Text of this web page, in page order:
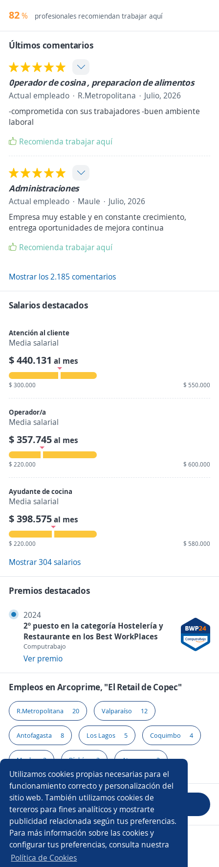
Utilizamos cookies propias necesarias para el
funcionamiento correcto y personalización del
sitio web. También utilizamos cookies de
terceros para fines analíticos y mostrarte
publicidad relacionada según tus preferencias.
Para más información sobre las cookies y
configurar tus preferencias, consulta nuestra
Política de Cookies
82% profesionales recomiendan trabajar aquí
Últimos comentarios
0perador de cosina , preparacion de alimentos
Actual empleado R.Metropolitana
Julio, 2026
-comprometida con sus trabajadores -buen ambiente
laboral
Recomienda trabajar aquí
Administraciones
Actual empleado Maule
Julio, 2026
Empresa muy estable y en constante crecimiento,
entrega oportunidades de mejora continua
Recomienda trabajar aquí
Mostrar los 2.185 comentarios
Salarios destacados
Atención al cliente
Media salarial
$ 440.131 al mes
$ 300.000 $ 550.000
Operador/a
Media salarial
$ 357.745al mes
$ 220.000 $ 600.000
Ayudante de cocina
Media salarial
$ 398.575al mes
$ 220.000 $ 580.000
Mostrar 304 salarios
Premios destacados
2024
2º puesto en la categoría Hostelería y
Restaurante en los Best WorkPlaces
Computrabajo
Ver premio
Empleos en Arcoprime, "El Retail de Copec"
R.Metropolitana 20 Valparaíso 12
Antofagasta 8 Los Lagos 5 Coquimbo 4
Maule 3 Bíobío 3 Atacama 2
Evaluar empresa
Copyright 2014 - 2026 DGNET LTD.
/